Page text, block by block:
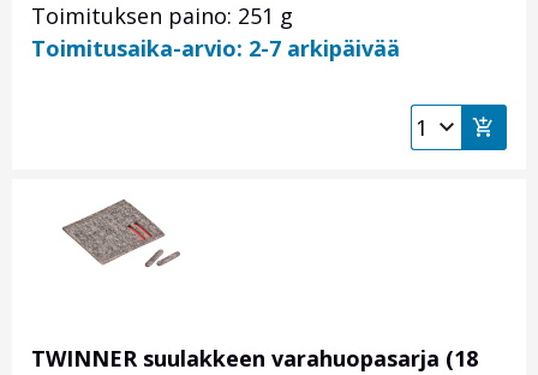
Toimituksen paino: 251 g
Toimitusaika-arvio: 2-7 arkipäivää
TWINNER suulakkeen varahuopasarja (18